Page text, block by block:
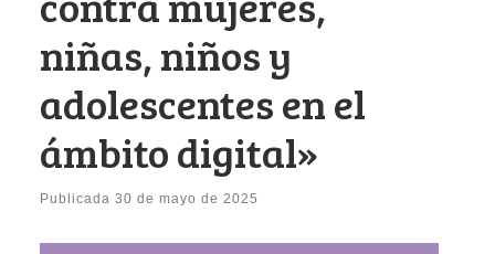
niñas, niños y
adolescentes en el
ámbito digital»
Publicada30 de mayo de 2025